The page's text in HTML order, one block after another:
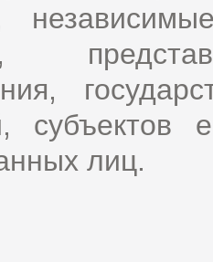
субъектов
лиц.